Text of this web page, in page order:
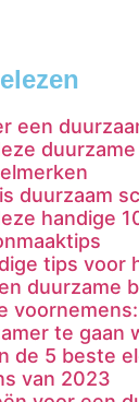
een
duurzame
duurzaam
handige
tips voor
duurzame
te gaan
de 5 beste
van 2023